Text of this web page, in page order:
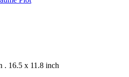
. 16.5 x 11.8 inch